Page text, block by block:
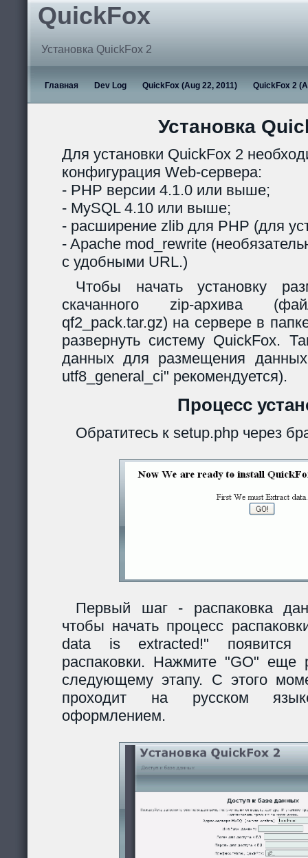
QuickFox
Установка QuickFox 2
Главная Dev Log QuickFox (Aug 22, 2011) QuickFox 2
Установка
Для установки QuickFox 2
конфигурация Web-сервера:
- PHP версии 4.1.0 или выше;
- MySQL 4.10 или выше;
- расширение zlib для PHP (для
- Apache mod_rewrite
с удобными URL.)
Чтобы начать установку
скачанного zip-архива
qf2_pack.tar.gz) на сервере в
развернуть систему QuickFox.
данных для размещения
utf8_general_ci" рекомендуется).
Процесс
Обратитесь к setup.php через
Первый шаг - распаковка
чтобы начать процесс
data is extracted!" появится
распаковки. Нажмите "GO" еще
следующему этапу. С этого
проходит на русском
оформлением.